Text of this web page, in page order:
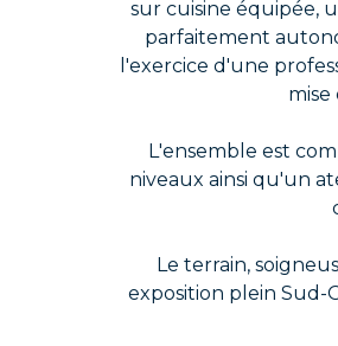
sur cuisine équipée,
parfaitement
l'exercice d'une
L'ensemble est
niveaux ainsi qu'un
Le terrain,
exposition plein